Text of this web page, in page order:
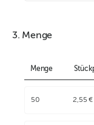
3. Menge
Menge
50 2,55 €